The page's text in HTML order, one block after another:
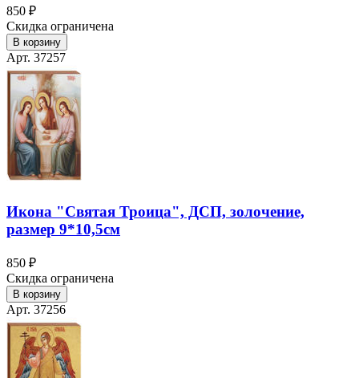
850 ₽
Скидка ограничена
В корзину
Арт. 37257
Икона "Святая Троица", ДСП, золочение,
размер 9*10,5см
850 ₽
Скидка ограничена
В корзину
Арт. 37256